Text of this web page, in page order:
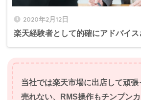
2020年2月12日
楽天経験者として的確にアドバイ
当社では楽天市場に出店して頑
売れない、RMS操作もチンプン